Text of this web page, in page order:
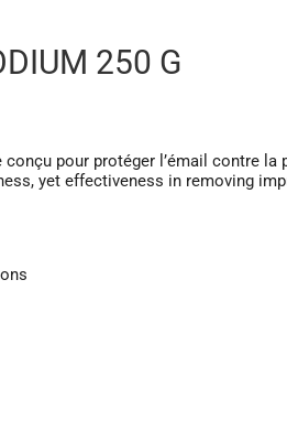
250 G
pour protéger l’émail contre la
yet effectiveness in removing